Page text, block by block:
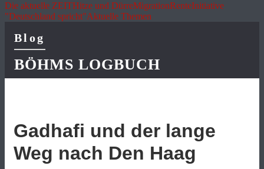
Die aktuelle ZEITHitze und DürreMigrationRenteInitiative
"Deutschland spricht"Aktuelle Themen
Blog
BÖHMS LOGBUCH
Gadhafi und der lange
Weg nach Den Haag